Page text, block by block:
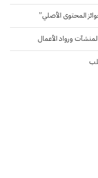
المحتوى الأصلي”